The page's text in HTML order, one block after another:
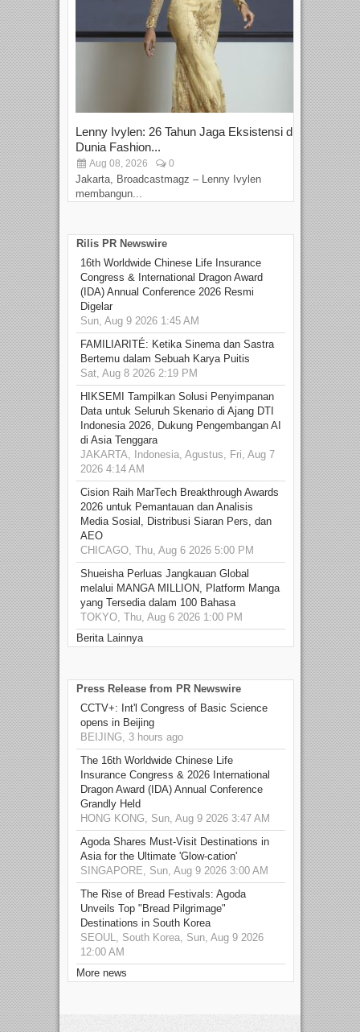
Lenny Ivylen: 26 Tahun Jaga Eksistensi di
Dunia Fashion...
Aug 08, 2026 0
Jakarta, Broadcastmagz – Lenny Ivylen
membangun...
Rilis PR Newswire
16th Worldwide Chinese Life Insurance
Congress & International Dragon Award
(IDA) Annual Conference 2026 Resmi
Digelar
Sun, Aug 9 2026 1:45 AM
FAMILIARITÉ: Ketika Sinema dan Sastra
Bertemu dalam Sebuah Karya Puitis
Sat, Aug 8 2026 2:19 PM
HIKSEMI Tampilkan Solusi Penyimpanan
Data untuk Seluruh Skenario di Ajang DTI
Indonesia 2026, Dukung Pengembangan AI
di Asia Tenggara
JAKARTA, Indonesia, Agustus, Fri, Aug 7
2026 4:14 AM
Cision Raih MarTech Breakthrough Awards
2026 untuk Pemantauan dan Analisis
Media Sosial, Distribusi Siaran Pers, dan
AEO
CHICAGO, Thu, Aug 6 2026 5:00 PM
Shueisha Perluas Jangkauan Global
melalui MANGA MILLION, Platform Manga
yang Tersedia dalam 100 Bahasa
TOKYO, Thu, Aug 6 2026 1:00 PM
Berita Lainnya
Press Release from PR Newswire
CCTV+: Int'l Congress of Basic Science
opens in Beijing
BEIJING, 3 hours ago
The 16th Worldwide Chinese Life
Insurance Congress & 2026 International
Dragon Award (IDA) Annual Conference
Grandly Held
HONG KONG, Sun, Aug 9 2026 3:47 AM
Agoda Shares Must-Visit Destinations in
Asia for the Ultimate 'Glow-cation'
SINGAPORE, Sun, Aug 9 2026 3:00 AM
The Rise of Bread Festivals: Agoda
Unveils Top "Bread Pilgrimage"
Destinations in South Korea
SEOUL, South Korea, Sun, Aug 9 2026
12:00 AM
More news